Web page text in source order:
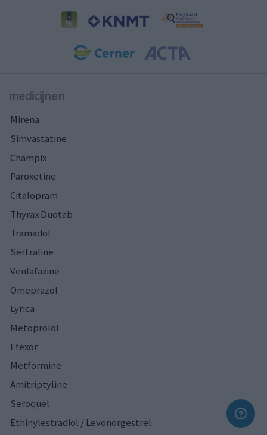
medicijnen
Mirena
Simvastatine
Champix
Paroxetine
Citalopram
Thyrax Duotab
Tramadol
Sertraline
Venlafaxine
Omeprazol
Lyrica
Metoprolol
Efexor
Metformine
Amitriptyline
Seroquel
Ethinylestradiol / Levonorgestrel